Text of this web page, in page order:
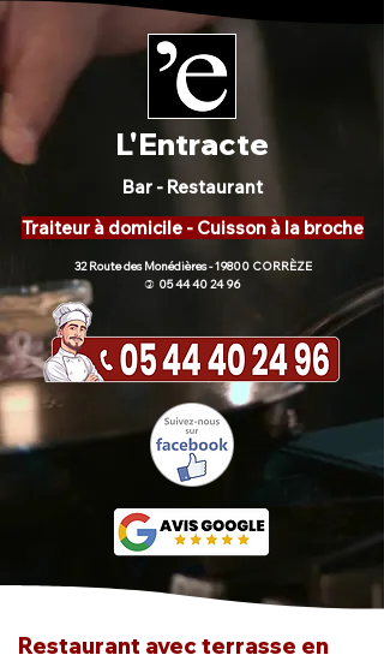
L'Entracte
Bar - Restaurant
Traiteur à domicile - Cuisson à la broche
32 Route des Monédières - 19800 CORRÈZE
) 05 44 40 24 96
Restaurant avec terrasse en